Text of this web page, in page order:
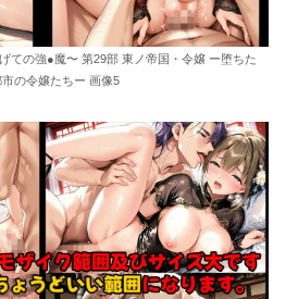
ての強●魔〜 第29部 東ノ帝国・令嬢 ー堕ちた
の令嬢たちー 画像5